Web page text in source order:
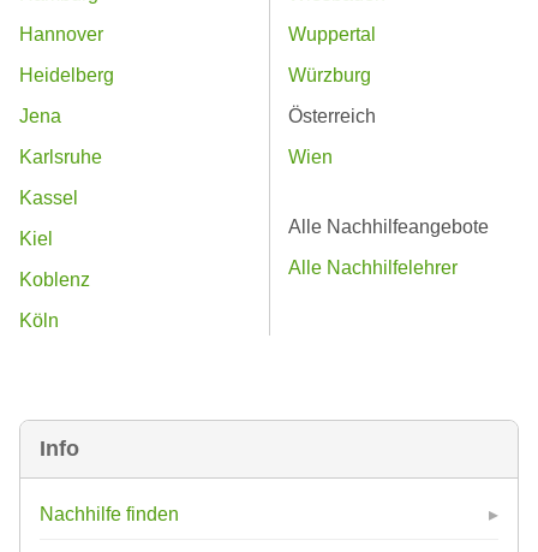
Info
Nachhilfe finden
Hannover
Heidelberg
Jena
Karlsruhe
Kassel
Kiel
Koblenz
Köln
Wuppertal
Würzburg
Österreich
Wien
Alle Nachhilfeangebote
Alle Nachhilfelehrer